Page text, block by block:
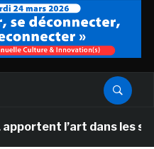
l’art dans les